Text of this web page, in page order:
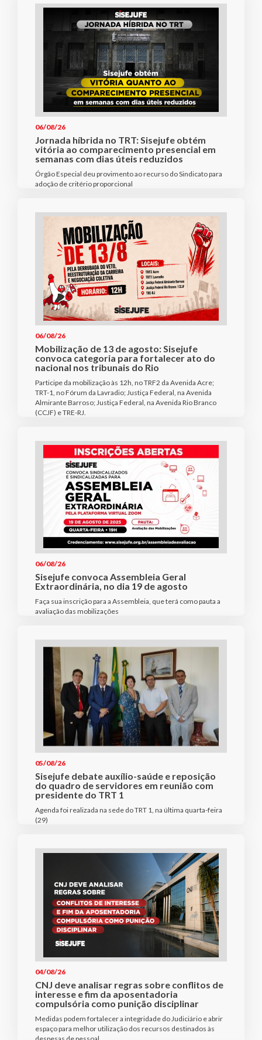
06/08/26
Jornada híbrida no TRT: Sisejufe obtém
vitória ao comparecimento presencial em
semanas com dias úteis reduzidos
Órgão Especial deu provimento ao recurso do Sindicato para
adoção de critério proporcional
06/08/26
Mobilização de 13 de agosto: Sisejufe
convoca categoria para fortalecer ato do
nacional nos tribunais do Rio
Participe da mobilização às 12h, no TRF2 da Avenida Acre;
TRT-1, no Fórum da Lavradio; Justiça Federal, na Avenida
Almirante Barroso; Justiça Federal, na Avenida Rio Branco
(CCJF) e TRE-RJ.
06/08/26
Sisejufe convoca Assembleia Geral
Extraordinária, no dia 19 de agosto
Faça sua inscrição para a Assembleia, que terá como pauta a
avaliação das mobilizações
05/08/26
Sisejufe debate auxílio-saúde e reposição
do quadro de servidores em reunião com
presidente do TRT 1
Agenda foi realizada na sede do TRT 1, na última quarta-feira
(29)
04/08/26
CNJ deve analisar regras sobre conflitos de
interesse e fim da aposentadoria
compulsória como punição disciplinar
Medidas podem fortalecer a integridade do Judiciário e abrir
espaço para melhor utilização dos recursos destinados às